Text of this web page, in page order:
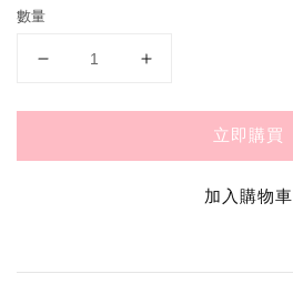
數量
立即購買
加入購物車